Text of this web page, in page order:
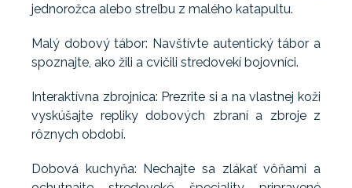
jednorožca alebo streľbu z malého katapultu.
Malý dobový tábor: Navštívte autentický tábor a
spoznajte, ako žili a cvičili stredovekí bojovníci.
Interaktívna zbrojnica: Prezrite si a na vlastnej koži
vyskúšajte repliky dobových zbraní a zbroje z
rôznych období.
Dobová kuchyňa: Nechajte sa zlákať vôňami a